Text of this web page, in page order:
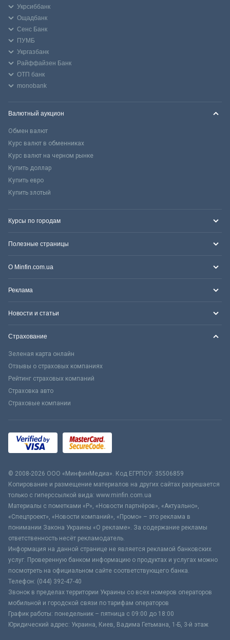
Укрсиббанк
Ощадбанк
Сенс Банк
ПУМБ
Укргазбанк
Райффайзен Банк
ОТП банк
monobank
Валютный аукцион
Обмен валют
Курс валют в обменниках
Курс валют на черном рынке
Купить доллар
Купить евро
Купить злотый
Курсы по городам
Полезные страницы
О Minfin.com.ua
Реклама
Новости и статьи
Страхование
Зеленая карта онлайн
Отзывы о страховых компаниях
Рейтинг страховых компаний
Страховка авто
Страховые компании
© 2008-2026 ООО «МинфинМедиа». Код ЕГРПОУ: 35506859
Копирование и размещение материалов на других сайтах разрешается
только с гиперссылкой вида: www.minfin.com.ua
Материалы с пометками «Р», «Новости партнёров», «Актуально»,
«Спецпроект», «Новости компаний», «Промо» – это реклама в
понимании Закона Украины «О рекламе». За содержание рекламы
ответственность несёт рекламодатель.
Информация на данной странице не является рекламой банковских
услуг. Проверенную банком информацию о продуктах и услугах можно
посмотреть на официальном сайте соответствующего банка.
Телефон: (044) 392-47-40
Звонок в пределах территории Украины со всех номеров операторов
мобильной и городской связи по тарифам операторов
График работы: понедельник – пятница с 09:00 до 18:00
Юридический адрес: Украина, Киев, Вадима Гетьмана, 1-Б, 3-й этаж